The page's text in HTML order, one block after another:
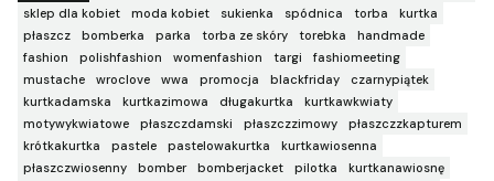
sklep dla kobiet
moda kobiet sukienka spódnica torba
kurtka
płaszcz
bomberka parka torba ze skóry torebka
handmade
fashion
polishfashion womenfashion targi
fashiomeeting
mustache
wroclove wwa promocja blackfriday
czarnypiątek
kurtkadamska
kurtkazimowa długakurtka
kurtkawkwiaty
motywykwiatowe
płaszczdamski płaszczzimowy
płaszczzkapturem
krótkakurtka
pastele pastelowakurtka
kurtkawiosenna
płaszczwiosenny
bomber bomberjacket pilotka
kurtkanawiosnę